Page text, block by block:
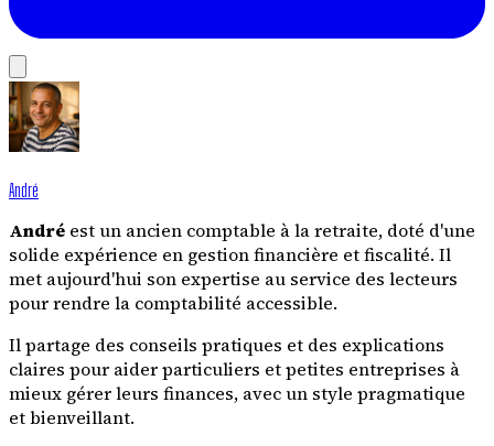
André
André est un ancien comptable à la retraite, doté d'une
solide expérience en gestion financière et fiscalité. Il
met aujourd'hui son expertise au service des lecteurs
pour rendre la comptabilité accessible.
Il partage des conseils pratiques et des explications
claires pour aider particuliers et petites entreprises à
mieux gérer leurs finances, avec un style pragmatique
et bienveillant.